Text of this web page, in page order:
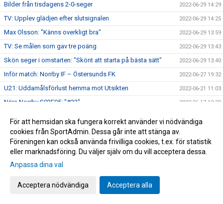
Bilder från tisdagens 2-0-seger 2022-06-29 14:29
TV: Upplev glädjen efter slutsignalen 2022-06-29 14:25
Max Olsson: "Känns overkligt bra" 2022-06-29 13:59
TV: Se målen som gav tre poäng 2022-06-29 13:43
Skön seger i omstarten: "Skönt att starta på bästa sätt" 2022-06-29 13:40
Inför match: Norrby IF – Östersunds FK 2022-06-27 19:32
U21: Uddamålsförlust hemma mot Utsikten 2022-06-21 11:03
Nära Norrby S02E05: "#23" 2022-06-17 13:39
Norrby inledde lägret med ett kryss mot Varberg
Anton Cajtoft förlänger med Norrby: "Trivs väldigt bra här" 2022-06-15 17:00
Bilder från träningsveckan
TV: Max Olsson om att äntligen vara tillbaka i truppen
För att hemsidan ska fungera korrekt använder vi nödvändiga
cookies från SportAdmin. Dessa går inte att stänga av.
Föreningen kan också använda frivilliga cookies, t.ex. för statistik
eller marknadsföring. Du väljer själv om du vill acceptera dessa.
Anpassa dina val
Acceptera nödvändiga Acceptera alla